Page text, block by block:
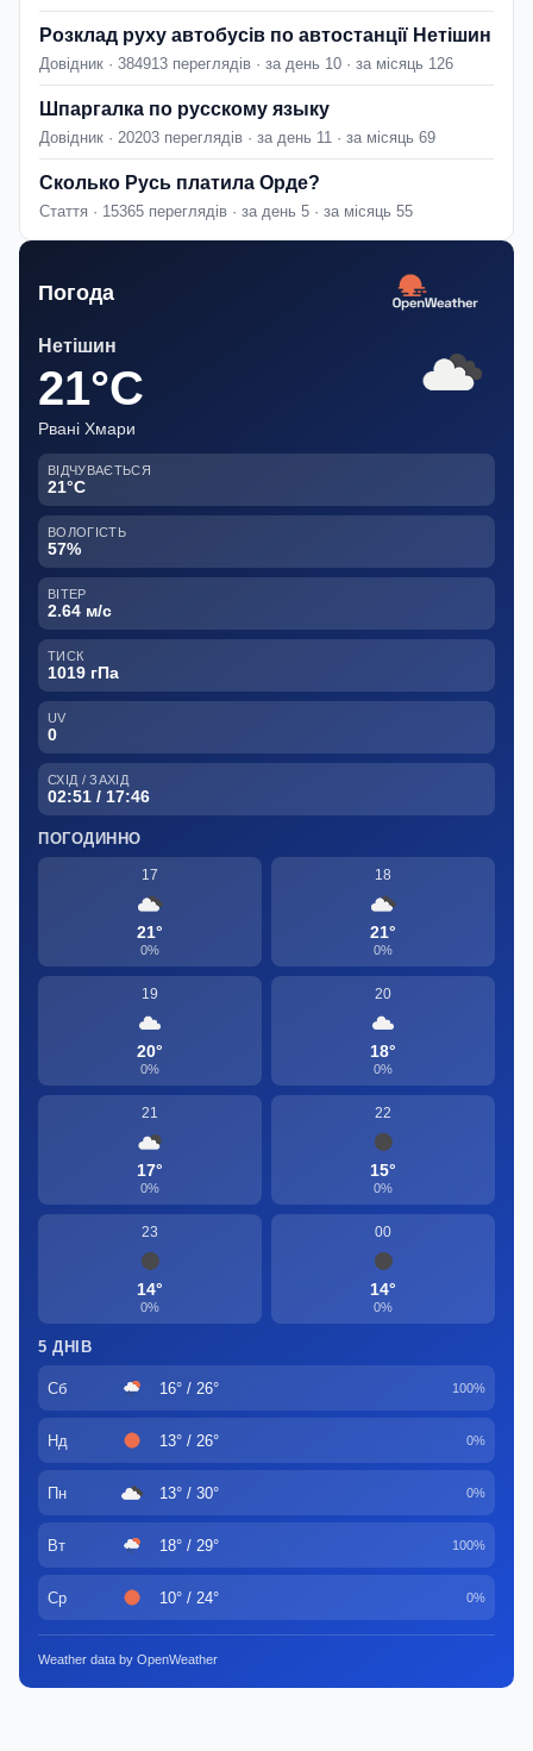
Розклад руху автобусів по автостанції Нетішин
Довідник · 384913 переглядів · за день 10 · за місяць 126
Шпаргалка по русскому языку
Довідник · 20203 переглядів · за день 11 · за місяць 69
Сколько Русь платила Орде?
Стаття · 15365 переглядів · за день 5 · за місяць 55
Погода
Нетішин
21°C
Рвані Хмари
ВІДЧУВАЄТЬСЯ
21°C
ВОЛОГІСТЬ
57%
ВІТЕР
2.64 м/с
ТИСК
1019 гПа
UV
0
СХІД / ЗАХІД
02:51 / 17:46
ПОГОДИННО
17
21°
0%
18
21°
0%
19
20°
0%
20
18°
0%
21
17°
0%
22
15°
0%
23
14°
0%
00
14°
0%
5 ДНІВ
Сб 16° / 26° 100%
Нд 13° / 26° 0%
Пн 13° / 30° 0%
Вт 18° / 29° 100%
Ср 10° / 24° 0%
Weather data by OpenWeather